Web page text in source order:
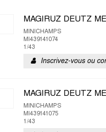
MAGIRUZ DEUTZ
MINICHAMPS
MI439141074
1/43
Inscrivez-vous ou
MAGIRUZ DEUTZ
MINICHAMPS
MI439141075
1/43